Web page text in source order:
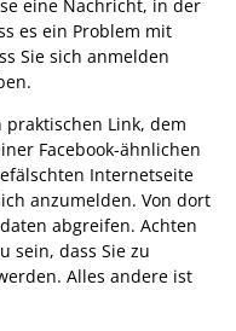
eine Nachricht, in der
es ein Problem mit
Sie sich anmelden
Link, dem
Facebook-ähnlichen
Internetseite
anzumelden. Von dort
abgreifen. Achten
sein, dass Sie zu
Alles andere ist